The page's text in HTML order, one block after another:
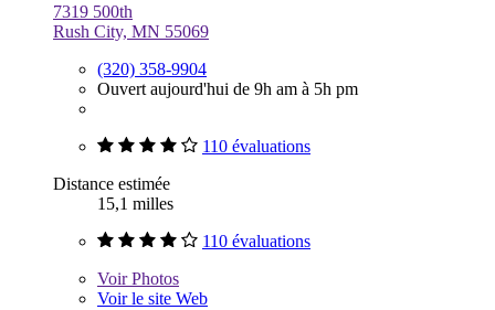
7319 500th
Rush City, MN 55069
(320) 358-9904
Ouvert aujourd'hui de 9h am à 5h pm
110 évaluations
Distance estimée
15,1 milles
110 évaluations
VoirPhotos
Voir le site Web